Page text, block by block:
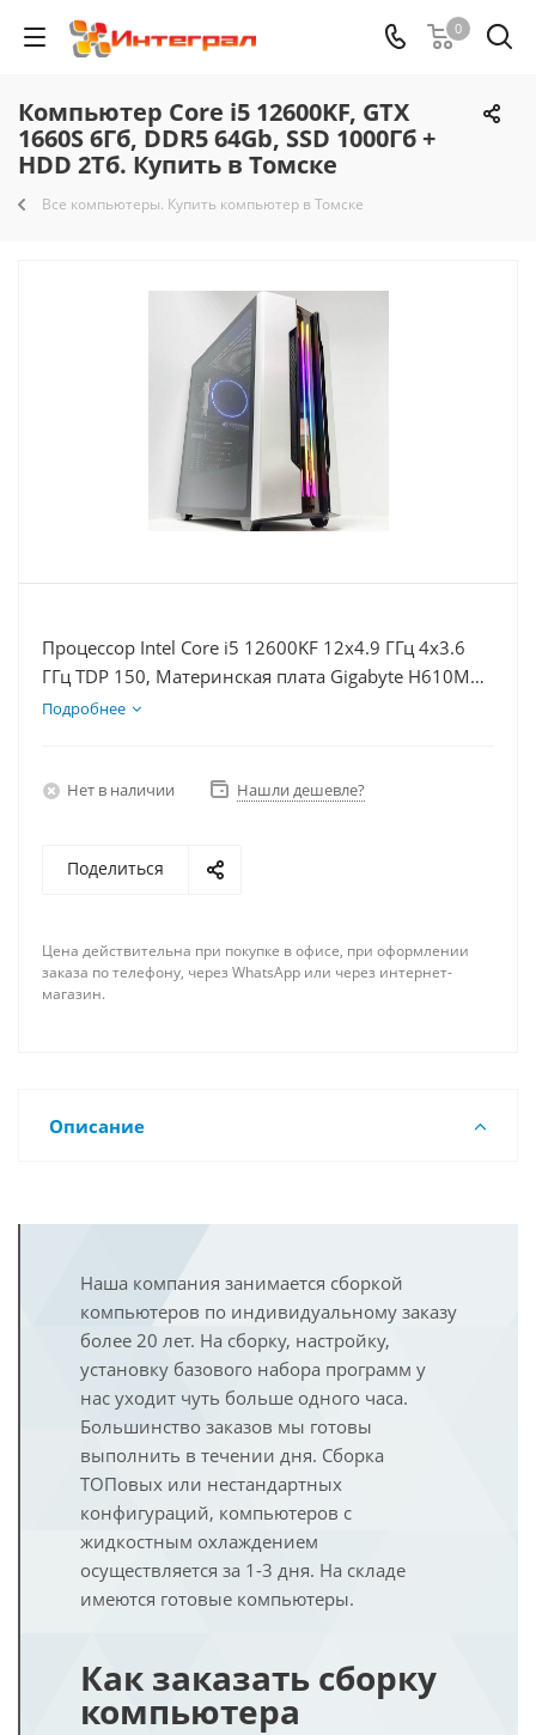
0
Компьютер Core i5 12600KF, GTX
1660S 6Гб, DDR5 64Gb, SSD 1000Гб +
HDD 2Тб. Купить в Томске
Все компьютеры. Купить компьютер в Томске
Процессор Intel Core i5 12600KF 12x4.9 ГГц 4x3.6
ГГц TDP 150, Материнская плата Gigabyte H610M
S2H V2, Видеокарта GTX 1660S 6Гб, Память
Подробнее
Нет в наличии Нашли дешевле?
Поделиться
Цена действительна при покупке в офисе, при оформлении
заказа по телефону, через WhatsApp или через интернет-
магазин.
Описание
Наша компания занимается сборкой
компьютеров по индивидуальному заказу
более 20 лет. На сборку, настройку,
установку базового набора программ у
нас уходит чуть больше одного часа.
Большинство заказов мы готовы
выполнить в течении дня. Сборка
ТОПовых или нестандартных
конфигураций, компьютеров с
жидкостным охлаждением
осуществляется за 1-3 дня. На складе
имеются готовые компьютеры.
Как заказать сборку
компьютера